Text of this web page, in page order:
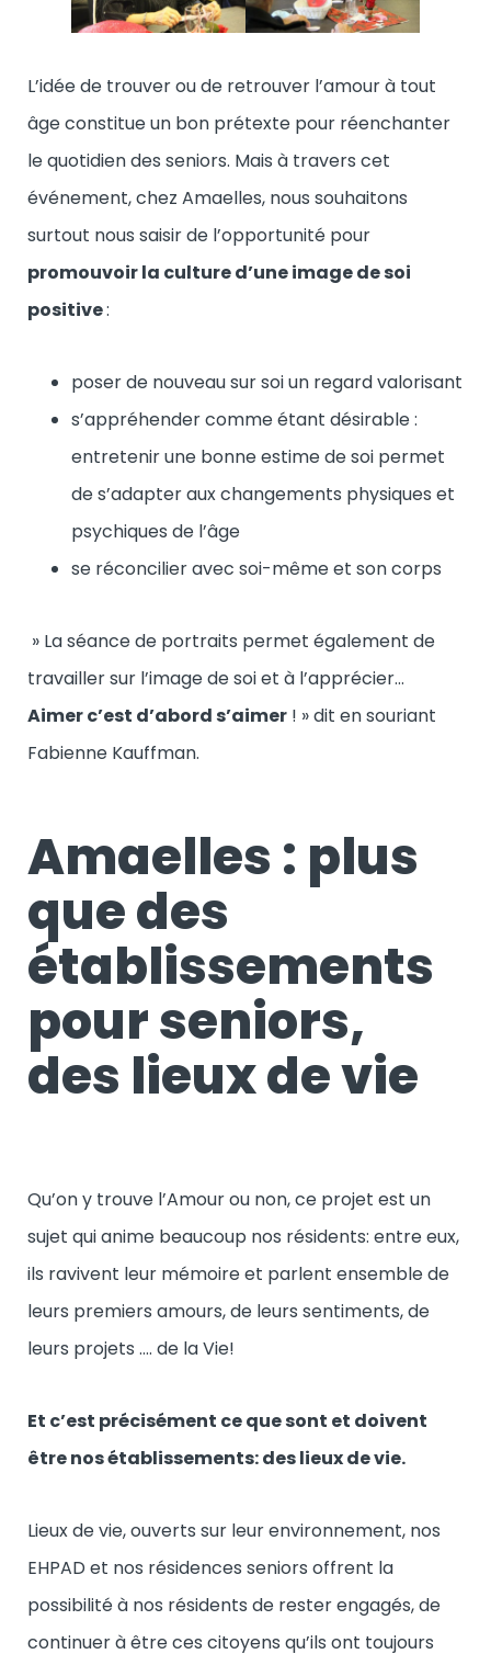
L’idée de trouver ou de retrouver l’amour à tout
âge constitue un bon prétexte pour réenchanter
le quotidien des seniors. Mais à travers cet
événement, chez Amaelles, nous souhaitons
surtout nous saisir de l’opportunité pour
promouvoir la culture d’une image de soi
positive:
poser de nouveau sur soi un regard valorisant
s’appréhender comme étant désirable :
entretenir une bonne estime de soi permet
de s’adapter aux changements physiques et
psychiques de l’âge
se réconcilier avec soi-même et son corps
» La séance de portraits permet également de
travailler sur l’image de soi et à l’apprécier…
Aimer c’est d’abord s’aimer ! » dit en souriant
Fabienne Kauffman.
Amaelles : plus
que des
établissements
pour seniors,
des lieux de vie
Qu’on y trouve l’Amour ou non, ce projet est un
sujet qui anime beaucoup nos résidents: entre eux,
ils ravivent leur mémoire et parlent ensemble de
leurs premiers amours, de leurs sentiments, de
leurs projets …. de la Vie!
Et c’est précisément ce que sont et doivent
être nos établissements: des lieux de vie.
Lieux de vie, ouverts sur leur environnement, nos
EHPAD et nos résidences seniors offrent la
possibilité à nos résidents de rester engagés, de
continuer à être ces citoyens qu’ils ont toujours